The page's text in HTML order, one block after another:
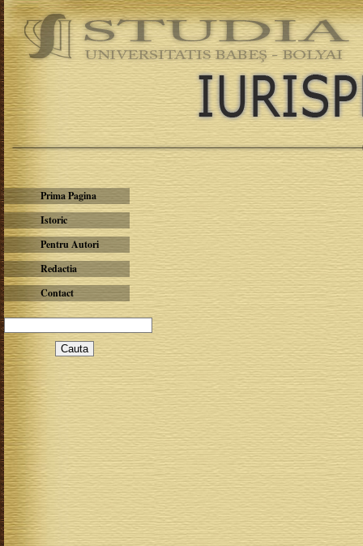
Prima Pagina
Istoric
Pentru Autori
Redactia
Contact